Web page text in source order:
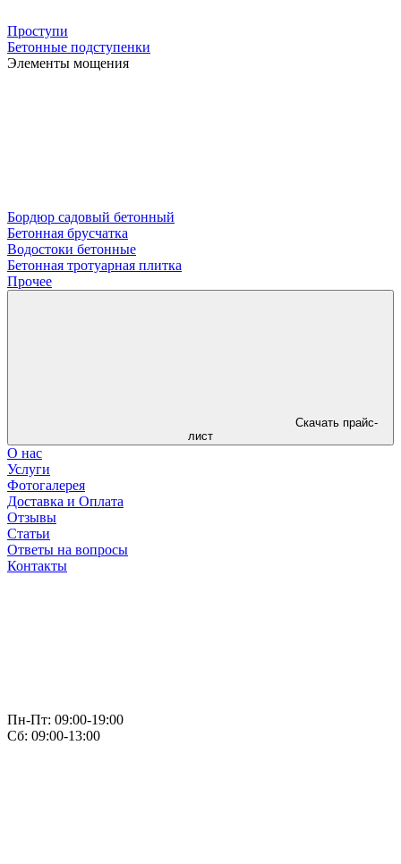
Проступи
Бетонные подступенки
Элементы мощения
Бордюр садовый бетонный
Бетонная брусчатка
Водостоки бетонные
Бетонная тротуарная плитка
Прочее
Скачать прайс-
лист
О нас
Услуги
Фотогалерея
Доставка и Оплата
Отзывы
Статьи
Ответы на вопросы
Контакты
Пн-Пт: 09:00-19:00
Сб: 09:00-13:00